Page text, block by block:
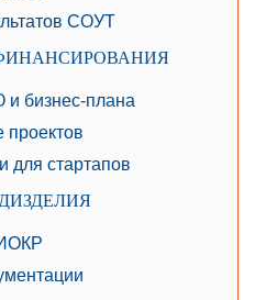
СОУТ
и бизнес-плана
для стартапов